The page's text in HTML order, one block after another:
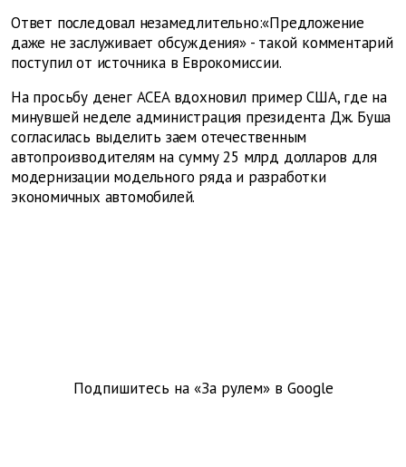
Ответ последовал незамедлительно:«Предложение
даже не заслуживает обсуждения» - такой комментарий
поступил от источника в Еврокомиссии.
На просьбу денег ACEA вдохновил пример США, где на
минувшей неделе администрация президента Дж. Буша
согласилась выделить заем отечественным
автопроизводителям на сумму 25 млрд долларов для
модернизации модельного ряда и разработки
экономичных автомобилей.
Подпишитесь на «За рулем» в Google